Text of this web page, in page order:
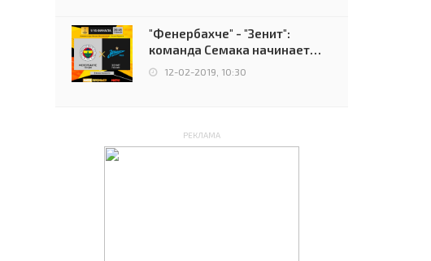
"Фенербахче" - "Зенит":
команда Семака начинает
путь в плей-офф Лиги
12-02-2019, 10:30
РЕКЛАМА